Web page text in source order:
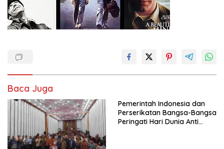
Baca Juga
Pemerintah Indonesia dan
Perserikatan Bangsa-Bangsa
Peringati Hari Dunia Anti